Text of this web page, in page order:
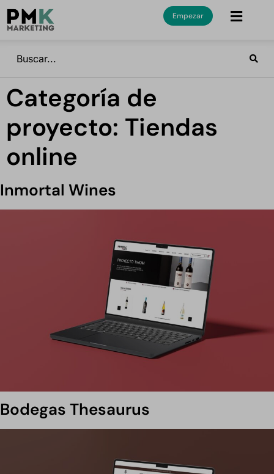
Empezar
Categoría de
proyecto: Tiendas
online
Inmortal Wines
Bodegas Thesaurus